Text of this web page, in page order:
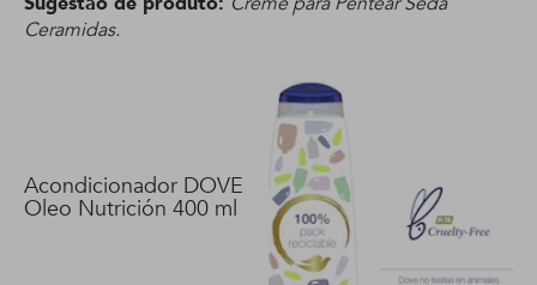
Ceramidas.
Acondicionador DOVE
Oleo Nutrición 400 ml